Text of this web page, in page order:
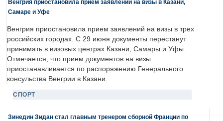
Венгрия приостановила прием заявлений на визы в Казани,
Самаре и Уфе
Венгрия приостановила прием заявлений на визы в трех
российских городах. С 29 июня документы перестанут
принимать в визовых центрах Казани, Самары и Уфы.
Отмечается, что прием документов на визы
приостанавливается по распоряжению Генерального
консульства Венгрии в Казани.
СПОРТ
Зинедин Зидан стал главным тренером сборной Франции по